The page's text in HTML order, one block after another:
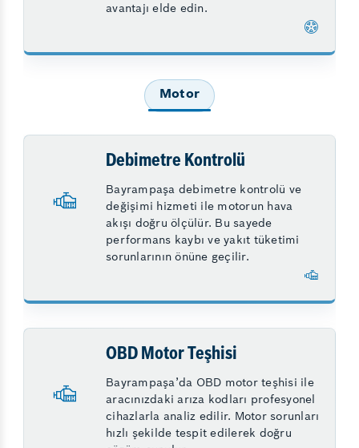
avantajı elde edin.
Motor
Debimetre Kontrolü
Bayrampaşa debimetre kontrolü ve
değişimi hizmeti ile motorun hava
akışı doğru ölçülür. Bu sayede
performans kaybı ve yakıt tüketimi
sorunlarının önüne geçilir.
OBD Motor Teşhisi
Bayrampaşa’da OBD motor teşhisi ile
aracınızdaki arıza kodları profesyonel
cihazlarla analiz edilir. Motor sorunları
hızlı şekilde tespit edilerek doğru